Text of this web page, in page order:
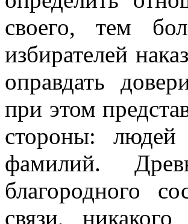
своего, тем
избирателей
оправдать
при этом
стороны:
фамилий.
благородного
связи,